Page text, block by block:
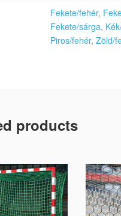
Fekete/fehér,
Fekete/sárga,
Piros/fehér, Zöld/
products